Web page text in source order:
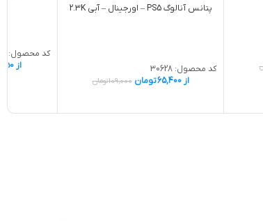
پتانس آنالوگ PS5 – اورجينال – آبی 2.3K
کد محصول:30628
از65,400تومان 109,000تومان
کد محصول:
از